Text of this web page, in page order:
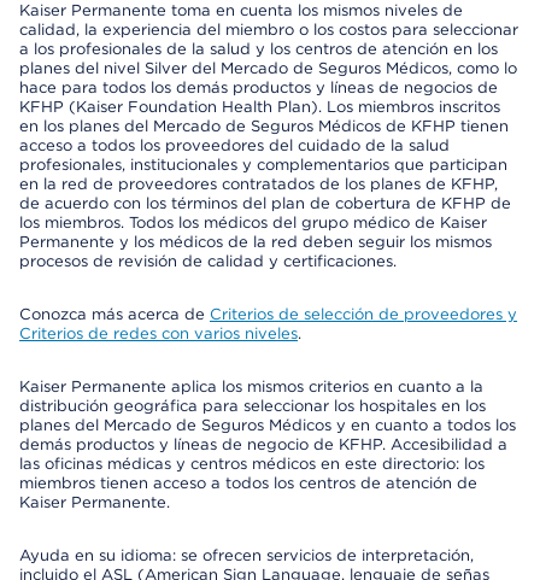
Kaiser Permanente toma en cuenta los mismos niveles de
calidad, la experiencia del miembro o los costos para seleccionar
a los profesionales de la salud y los centros de atención en los
planes del nivel Silver del Mercado de Seguros Médicos, como lo
hace para todos los demás productos y líneas de negocios de
KFHP (Kaiser Foundation Health Plan). Los miembros inscritos
en los planes del Mercado de Seguros Médicos de KFHP tienen
acceso a todos los proveedores del cuidado de la salud
profesionales, institucionales y complementarios que participan
en la red de proveedores contratados de los planes de KFHP,
de acuerdo con los términos del plan de cobertura de KFHP de
los miembros. Todos los médicos del grupo médico de Kaiser
Permanente y los médicos de la red deben seguir los mismos
procesos de revisión de calidad y certificaciones.
Conozca más acerca de Criterios de selección de proveedores y
Criterios de redes con varios niveles.
Kaiser Permanente aplica los mismos criterios en cuanto a la
distribución geográfica para seleccionar los hospitales en los
planes del Mercado de Seguros Médicos y en cuanto a todos los
demás productos y líneas de negocio de KFHP. Accesibilidad a
las oficinas médicas y centros médicos en este directorio: los
miembros tienen acceso a todos los centros de atención de
Kaiser Permanente.
Ayuda en su idioma: se ofrecen servicios de interpretación,
incluido el ASL (American Sign Language, lenguaje de señas